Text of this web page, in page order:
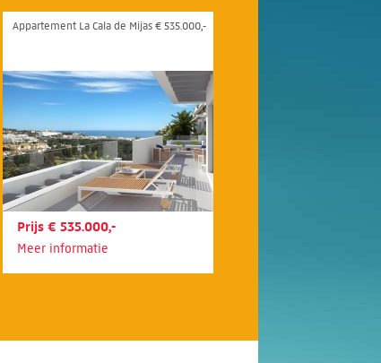
Appartement La Cala de Mijas € 535.000,-
Prijs € 535.000,-
Meer informatie